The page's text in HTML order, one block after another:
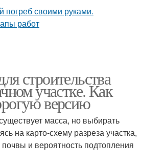
строительства
участке. Как
версию
масса, но выбирать
на карто-схему разреза участка,
и вероятность подтопления